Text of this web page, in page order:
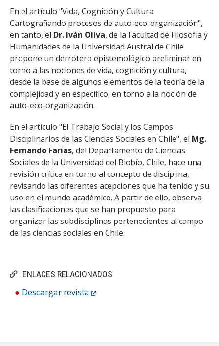
ENLACES RELACIONADOS
Descargar revista
En el artículo "Vida, Cognición y Cultura:
Cartografiando procesos de auto-eco-organización",
en tanto, el Dr. Iván Oliva, de la Facultad de Filosofía y
Humanidades de la Universidad Austral de Chile
propone un derrotero epistemológico preliminar en
torno a las nociones de vida, cognición y cultura,
desde la base de algunos elementos de la teoría de la
complejidad y en específico, en torno a la noción de
auto-eco-organización.
En el artículo "El Trabajo Social y los Campos
Disciplinarios de las Ciencias Sociales en Chile", el Mg.
Fernando Farías, del Departamento de Ciencias
Sociales de la Universidad del Biobío, Chile, hace una
revisión crítica en torno al concepto de disciplina,
revisando las diferentes acepciones que ha tenido y su
uso en el mundo académico. A partir de ello, observa
las clasificaciones que se han propuesto para
organizar las subdisciplinas pertenecientes al campo
de las ciencias sociales en Chile.